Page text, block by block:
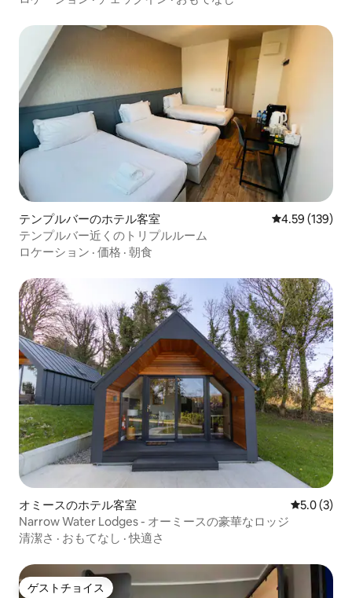
テンプルバーのホテル客室 レビュー139
4.59 (139)
テンプルバー近くのトリプルルーム
ロケーション · 価格 · 朝食
オミースのホテル客室 レビュー3
5.0 (3)
Narrow Water Lodges - オーミースの豪華なロッジ
清潔さ · おもてなし ·快適さ
ゲストチョイス
ゲストチョイス